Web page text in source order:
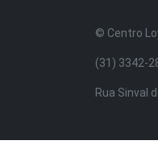
© Centro
(31) 3342-
Rua Sinval